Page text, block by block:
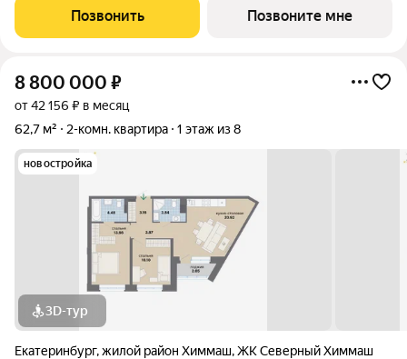
Северном Химмаше это комфортные дома со всей
необходимой для жизни инфраструктурой,
Позвонить Позвоните мне
8 800 000 ₽
от 42 156 ₽ в месяц
62,7 м²
2-комн. квартира 1 этаж из 8
новостройка
3D-тур
Екатеринбург,жилой район Химмаш,ЖК Северный Химмаш